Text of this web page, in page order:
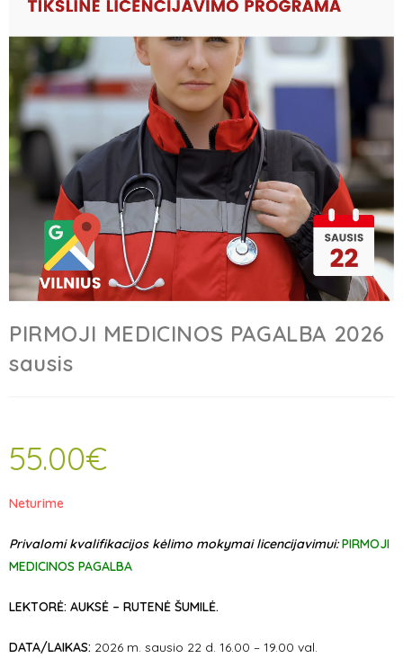
PIRMOJI MEDICINOS PAGALBA 2026
sausis
55.00€
Neturime
Privalomi kvalifikacijos kėlimo mokymai licencijavimui:PIRMOJI
MEDICINOS PAGALBA
LEKTORĖ: AUKSĖ – RUTENĖ ŠUMILĖ.
DATA/LAIKAS: 2026 m. sausio 22 d. 16.00 – 19.00 val.